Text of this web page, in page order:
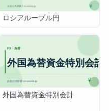
ロシアルーブル円
外国為替資金特別会計